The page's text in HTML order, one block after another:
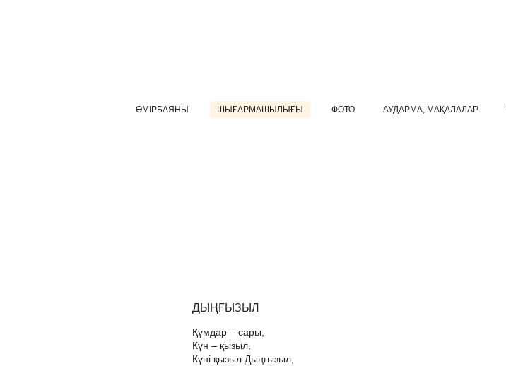
ӨМІРБАЯНЫ ШЫҒАРМАШЫЛЫҒЫ ФОТО АУДАРМА, МАҚАЛАЛАР
ДЫҢҒЫЗЫЛ
Құмдар – сары,
Күн – қызыл,
Күні қызыл Дыңғызыл,